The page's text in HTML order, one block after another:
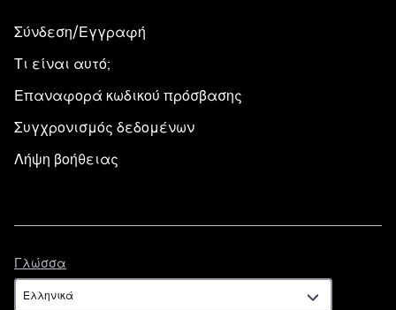
Σύνδεση/Εγγραφή
Τι είναι αυτό;
Επαναφορά κωδικού πρόσβασης
Συγχρονισμός δεδομένων
Λήψη βοήθειας
Γλώσσα